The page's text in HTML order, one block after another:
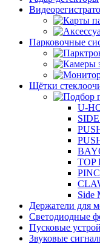
Парковочные
Щётки
U-
TOP
Side
Держатели для
Светодиодные
Пусковые
Звуковые